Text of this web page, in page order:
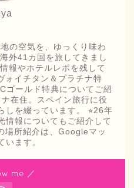
の空気を、ゆっくり味わ
外41カ国を旅してきまし
報やホテルレポを残して
ォイチタン＆プラチナ特
ゴールド特典についてご紹
在住。スペイン旅行に役
しを綴っています。 ⭐︎26年
情報についてもご紹介して
場所紹介は、Googleマッ
います。
me ／